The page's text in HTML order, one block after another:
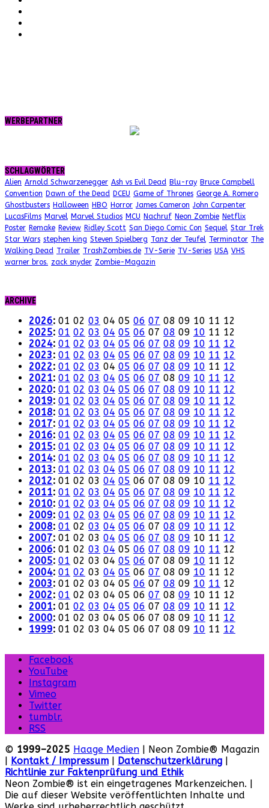
WERBEPARTNER
SCHLAGWÖRTER
Alien Arnold Schwarzenegger Ash vs Evil Dead Blu-ray Bruce Campbell
Convention Dawn of the Dead DCEU Game of Thrones George A. Romero
Ghostbusters Halloween HBO Horror James Cameron John Carpenter
LucasFilms Marvel Marvel Studios MCU Nachruf Neon Zombie Netflix
Poster Remake Review Ridley Scott San Diego Comic Con Sequel Star Trek
Star Wars stephen king Steven Spielberg Tanz der Teufel Terminator The
Walking Dead Trailer TrashZombies.de TV-Serie TV-Series USA VHS
warner bros. zack snyder Zombie-Magazin
ARCHIVE
2026: 01 02 03 04 05 06 07 08 09 10 11 12
2025: 01 02 03 04 05 06 07 08 09 10 11 12
2024: 01 02 03 04 05 06 07 08 09 10 11 12
2023: 01 02 03 04 05 06 07 08 09 10 11 12
2022: 01 02 03 04 05 06 07 08 09 10 11 12
2021: 01 02 03 04 05 06 07 08 09 10 11 12
2020: 01 02 03 04 05 06 07 08 09 10 11 12
2019: 01 02 03 04 05 06 07 08 09 10 11 12
2018: 01 02 03 04 05 06 07 08 09 10 11 12
2017: 01 02 03 04 05 06 07 08 09 10 11 12
2016: 01 02 03 04 05 06 07 08 09 10 11 12
2015: 01 02 03 04 05 06 07 08 09 10 11 12
2014: 01 02 03 04 05 06 07 08 09 10 11 12
2013: 01 02 03 04 05 06 07 08 09 10 11 12
2012: 01 02 03 04 05 06 07 08 09 10 11 12
2011: 01 02 03 04 05 06 07 08 09 10 11 12
2010: 01 02 03 04 05 06 07 08 09 10 11 12
2009: 01 02 03 04 05 06 07 08 09 10 11 12
2008: 01 02 03 04 05 06 07 08 09 10 11 12
2007: 01 02 03 04 05 06 07 08 09 10 11 12
2006: 01 02 03 04 05 06 07 08 09 10 11 12
2005: 01 02 03 04 05 06 07 08 09 10 11 12
2004: 01 02 03 04 05 06 07 08 09 10 11 12
2003: 01 02 03 04 05 06 07 08 09 10 11 12
2002: 01 02 03 04 05 06 07 08 09 10 11 12
2001: 01 02 03 04 05 06 07 08 09 10 11 12
2000: 01 02 03 04 05 06 07 08 09 10 11 12
1999: 01 02 03 04 05 06 07 08 09 10 11 12
Facebook
YouTube
Instagram
Vimeo
Twitter
tumblr.
RSS
© 1999–2025 Haage Medien | Neon Zombie® Magazin
| Kontakt / Impressum | Datenschutzerklärung |
Richtlinie zur Faktenprüfung und Ethik
Neon Zombie® ist ein eingetragenes Markenzeichen. |
Die auf dieser Website veröffentlichten Inhalte und